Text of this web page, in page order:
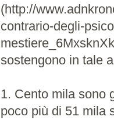
(http://
contrario-degli-
sostengono in tale
1. Cento mila sono
poco più di 51 mila